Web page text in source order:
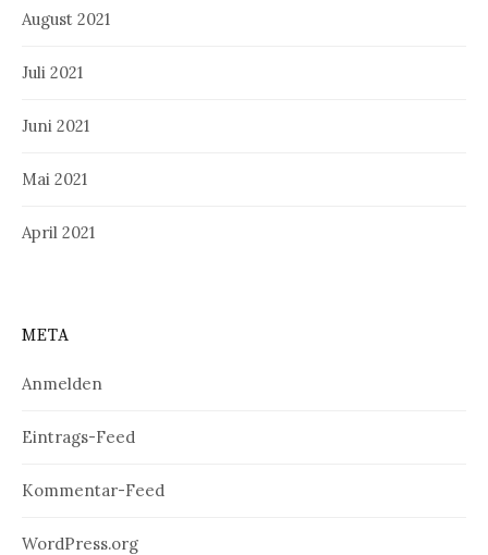
August 2021
Juli 2021
Juni 2021
Mai 2021
April 2021
META
Anmelden
Eintrags-Feed
Kommentar-Feed
WordPress.org